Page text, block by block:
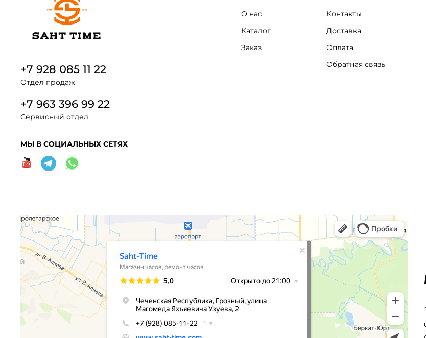
О нас
Каталог
Заказ
Контакты
Доставка
Оплата
Обратная связь
+7 928 085 11 22
Отдел продаж
+7 963 396 99 22
Сервисный отдел
МЫ В СОЦИАЛЬНЫХ СЕТЯХ